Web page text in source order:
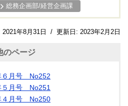
総務企画部/経営企画課
2021年8月31日 / 更新日: 2023年2月2日
のページ
６月号 No252
５月号 No251
４月号 No250